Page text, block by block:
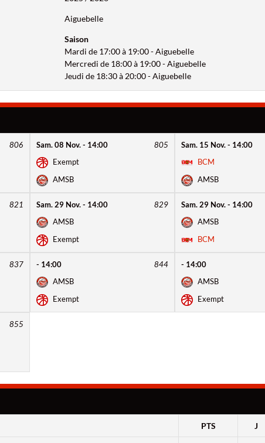
Aiguebelle
Saison
Mardi de 17:00 à 19:00 - Aiguebelle
Mercredi de 18:00 à 19:00 - Aiguebelle
Jeudi de 18:30 à 20:00 - Aiguebelle
806 805
Sam. 08 Nov. - 14:00
Exempt
AMSB
Sam. 15 Nov. - 14:00
BCM
AMSB
821 829
Sam. 29 Nov. - 14:00
AMSB
Exempt
Sam. 29 Nov. - 14:00
AMSB
BCM
837 844
- 14:00
AMSB
Exempt
- 14:00
AMSB
Exempt
855
PTS J